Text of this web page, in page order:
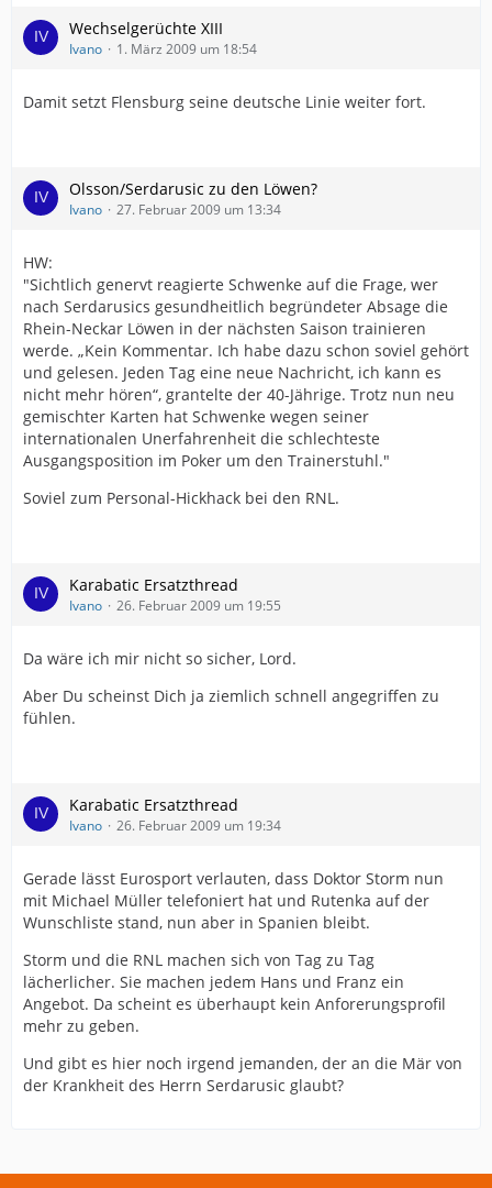
Wechselgerüchte XIII
Ivano 1. März 2009 um 18:54
Damit setzt Flensburg seine deutsche Linie weiter fort.
Olsson/Serdarusic zu den Löwen?
Ivano 27. Februar 2009 um 13:34
HW:
"Sichtlich genervt reagierte Schwenke auf die Frage, wer
nach Serdarusics gesundheitlich begründeter Absage die
Rhein-Neckar Löwen in der nächsten Saison trainieren
werde. „Kein Kommentar. Ich habe dazu schon soviel gehört
und gelesen. Jeden Tag eine neue Nachricht, ich kann es
nicht mehr hören“, grantelte der 40-Jährige. Trotz nun neu
gemischter Karten hat Schwenke wegen seiner
internationalen Unerfahrenheit die schlechteste
Ausgangsposition im Poker um den Trainerstuhl."
Soviel zum Personal-Hickhack bei den RNL.
Karabatic Ersatzthread
Ivano 26. Februar 2009 um 19:55
Da wäre ich mir nicht so sicher, Lord.
Aber Du scheinst Dich ja ziemlich schnell angegriffen zu
fühlen.
Karabatic Ersatzthread
Ivano 26. Februar 2009 um 19:34
Gerade lässt Eurosport verlauten, dass Doktor Storm nun
mit Michael Müller telefoniert hat und Rutenka auf der
Wunschliste stand, nun aber in Spanien bleibt.
Storm und die RNL machen sich von Tag zu Tag
lächerlicher. Sie machen jedem Hans und Franz ein
Angebot. Da scheint es überhaupt kein Anforerungsprofil
mehr zu geben.
Und gibt es hier noch irgend jemanden, der an die Mär von
der Krankheit des Herrn Serdarusic glaubt?